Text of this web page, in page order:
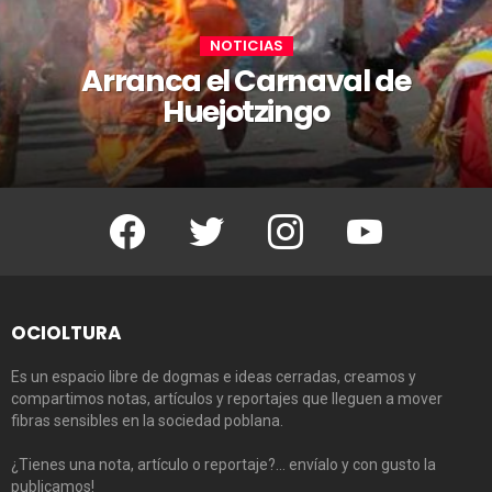
NOTICIAS
Arranca el Carnaval de
Huejotzingo
Facebook Twitter Instagram Youtube
OCIOLTURA
Es un espacio libre de dogmas e ideas cerradas, creamos y
compartimos notas, artículos y reportajes que lleguen a mover
fibras sensibles en la sociedad poblana.
¿Tienes una nota, artículo o reportaje?… envíalo y con gusto la
publicamos!